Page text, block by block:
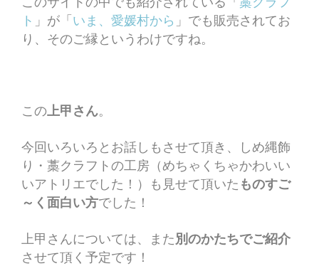
ト 」が「いま、愛媛村から 」でも販売されてお
り、そのご縁というわけですね。
この 上甲さん。
今回いろいろとお話しもさせて頂き、しめ縄飾
り・藁クラフトの工房（めちゃくちゃかわいい
いアトリエでした！）も見せて頂いた ものすご
～く面白い方でした！
上甲さんについては、また別のかたちでご紹介
させて頂く予定です！